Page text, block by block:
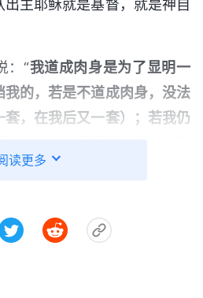
出主耶稣就是基督，就是神自
：“我道成肉身是为了显明一
的，若是不道成肉身，没法
，在我后又一套）；若我仍
的神……若是长相与众不同，
的
见证。所以，我就取了今
，应人人都从人的观念当中
的诡计。
读更多